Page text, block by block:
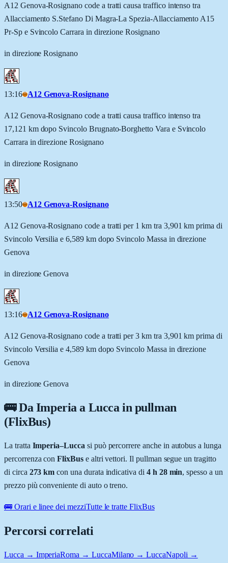
A12 Genova-Rosignano code a tratti causa traffico intenso tra
Allacciamento S.Stefano Di Magra-La Spezia-Allacciamento A15
Pr-Sp e Svincolo Carrara in direzione Rosignano
in direzione Rosignano
13:16 A12 Genova-Rosignano
A12 Genova-Rosignano code a tratti causa traffico intenso tra
17,121 km dopo Svincolo Brugnato-Borghetto Vara e Svincolo
Carrara in direzione Rosignano
in direzione Rosignano
13:50 A12 Genova-Rosignano
A12 Genova-Rosignano code a tratti per 1 km tra 3,901 km prima di
Svincolo Versilia e 6,589 km dopo Svincolo Massa in direzione
Genova
in direzione Genova
13:16 A12 Genova-Rosignano
A12 Genova-Rosignano code a tratti per 3 km tra 3,901 km prima di
Svincolo Versilia e 4,589 km dopo Svincolo Massa in direzione
Genova
in direzione Genova
🚌 DaImperiaa Luccain pullman
(FlixBus)
La tratta Imperia–Lucca si può percorrere anche in autobus a lunga
percorrenza conFlixBuse altri vettori. Il pullman segue un tragitto
di circa 273 km con una durata indicativa di 4 h 28 min, spesso a un
prezzo più conveniente di auto o treno.
🚌 Orari e linee dei mezziTutte le tratte FlixBus
Percorsi correlati
Lucca → ImperiaRoma → LuccaMilano → LuccaNapoli →